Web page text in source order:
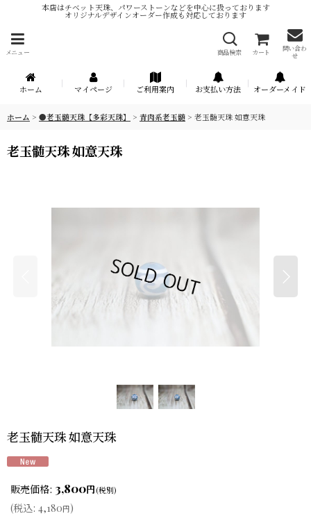
本店はチベット天珠、パワーストーンなどを中心に扱っております
オリジナルデザインオーダー作成も対応しております
メニュー 商品検索 カート
問い合わ
せ
ホーム マイページ ご利用案内 お支払い方法 オーダーメイド
ホーム > ●老玉髄天珠【多彩天珠】 > 青肉系老玉髄 > 老玉髄天珠 如意天珠
老玉髄天珠 如意天珠
老玉髄天珠 如意天珠
販売価格: 3,800円(税別)
(税込: 4,180円)